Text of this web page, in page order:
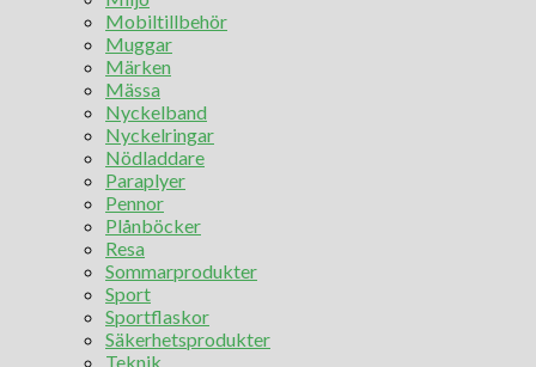
Mobiltillbehör
Muggar
Märken
Mässa
Nyckelband
Nyckelringar
Nödladdare
Paraplyer
Pennor
Plånböcker
Resa
Sommarprodukter
Sport
Sportflaskor
Säkerhetsprodukter
Teknik